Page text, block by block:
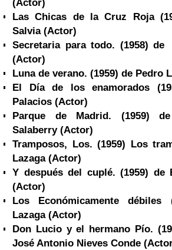
(Actor)
Las Chicas de la Cruz Roja
Salvia (Actor)
Secretaria para todo. (1958)
(Actor)
Luna de verano. (1959) de Pedro
El Día de los enamorados
Palacios (Actor)
Parque de Madrid. (1959)
Salaberry (Actor)
Tramposos, Los. (1959) Los
Lazaga (Actor)
Y después del cuplé. (1959) de
(Actor)
Los Económicamente débiles
Lazaga (Actor)
Don Lucio y el hermano Pío.
José Antonio Nieves Conde